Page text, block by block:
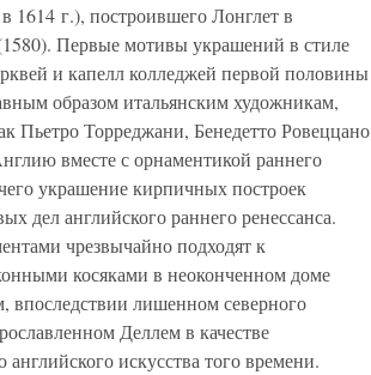
1614 г.), построившего Лонглет в
Первые мотивы украшений в стиле
и капелл колледжей первой половины
образом итальянским художникам,
Торреджани, Бенедетто Ровеццано
вместе с орнаментикой раннего
украшение кирпичных построек
дел английского раннего ренессанса.
чрезвычайно подходят к
косяками в неоконченном доме
лишенном северного
Деллем в качестве
английского искусства того времени.